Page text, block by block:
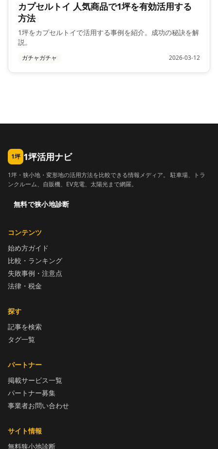
カプセルトイ 人気商品で1坪を有効活用する
方法
1坪をカプセルトイで活用する事例を紹介。成功の秘訣を解
説。
ガチャガチャ 2026-03-12
1坪 1坪活用ナビ
1坪・狭小地・変形地の活用方法を比較できる情報メディア。 駐車場、トラ
ンクルーム、自販機、EV充電、太陽光まで網羅。
無料で狭小地診断
コンテンツ
始め方ガイド
比較・ランキング
失敗事例・注意点
法律・税金
探す
記事を検索
タグ一覧
パートナー
掲載サービス一覧
パートナー募集
事業者お問い合わせ
サイト情報
無料狭小地診断